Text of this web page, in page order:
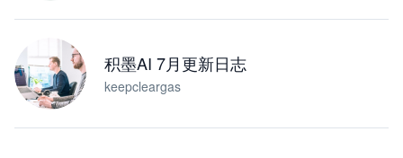
积墨AI 7月更新日志
keepcleargas